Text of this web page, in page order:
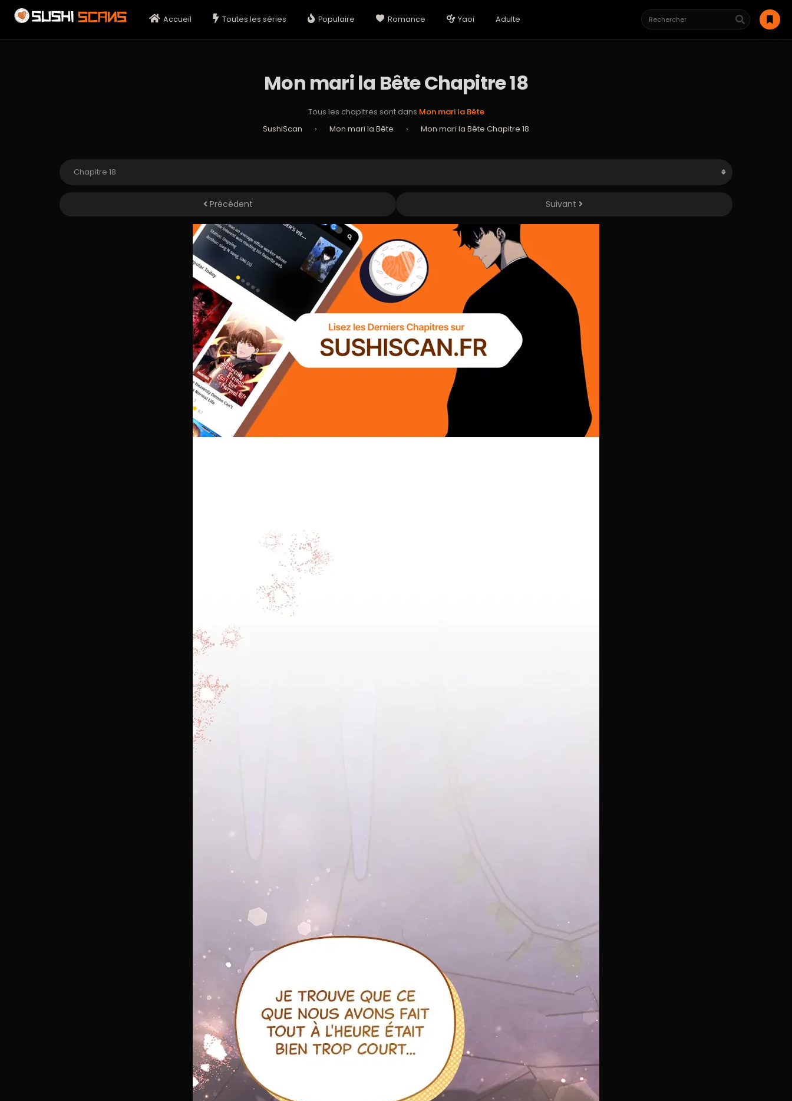
Accueil Toutes les séries Populaire Romance Yaoi Adulte
Mon mari la Bête Chapitre 18
Tous les chapitres sont dans Mon mari la Bête
SushiScan
› Mon mari la Bête › Mon mari la Bête Chapitre 18
Précédent Suivant